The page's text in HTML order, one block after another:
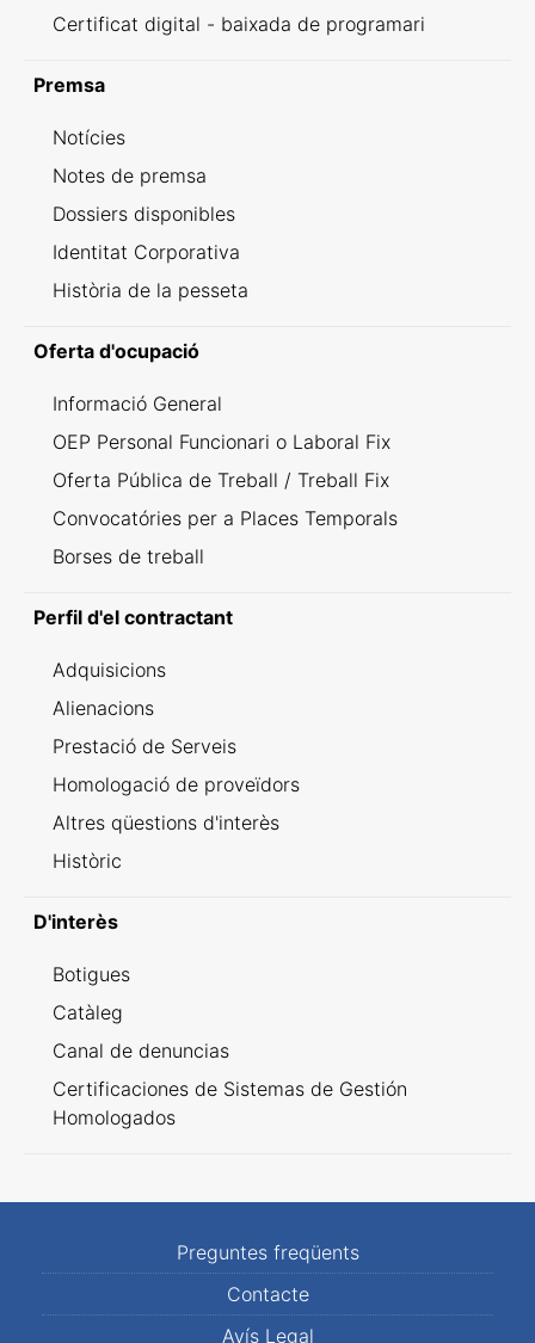
Certificat digital - baixada de programari
Premsa
Notícies
Notes de premsa
Dossiers disponibles
Identitat Corporativa
Història de la pesseta
Oferta d'ocupació
Informació General
OEP Personal Funcionari o Laboral Fix
Oferta Pública de Treball / Treball Fix
Convocatóries per a Places Temporals
Borses de treball
Perfil d'el contractant
Adquisicions
Alienacions
Prestació de Serveis
Homologació de proveïdors
Altres qüestions d'interès
Històric
D'interès
Botigues
Catàleg
Canal de denuncias
Certificaciones de Sistemas de Gestión
Homologados
Preguntes freqüents
Contacte
Avís Legal